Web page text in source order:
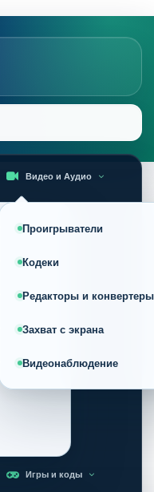
Видео и Аудио
Проигрыватели
Кодеки
Редакторы и конвертеры
Захват с экрана
Видеонаблюдение
Игры и коды